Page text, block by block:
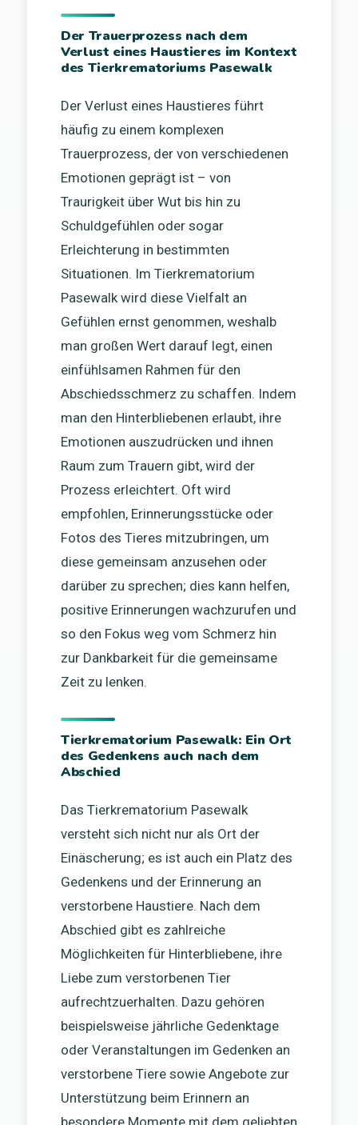
Der Trauerprozess nach dem
Verlust eines Haustieres im Kontext
des Tierkrematoriums Pasewalk
Der Verlust eines Haustieres führt
häufig zu einem komplexen
Trauerprozess, der von verschiedenen
Emotionen geprägt ist – von
Traurigkeit über Wut bis hin zu
Schuldgefühlen oder sogar
Erleichterung in bestimmten
Situationen. Im Tierkrematorium
Pasewalk wird diese Vielfalt an
Gefühlen ernst genommen, weshalb
man großen Wert darauf legt, einen
einfühlsamen Rahmen für den
Abschiedsschmerz zu schaffen. Indem
man den Hinterbliebenen erlaubt, ihre
Emotionen auszudrücken und ihnen
Raum zum Trauern gibt, wird der
Prozess erleichtert. Oft wird
empfohlen, Erinnerungsstücke oder
Fotos des Tieres mitzubringen, um
diese gemeinsam anzusehen oder
darüber zu sprechen; dies kann helfen,
positive Erinnerungen wachzurufen und
so den Fokus weg vom Schmerz hin
zur Dankbarkeit für die gemeinsame
Zeit zu lenken.
Tierkrematorium Pasewalk: Ein Ort
des Gedenkens auch nach dem
Abschied
Das Tierkrematorium Pasewalk
versteht sich nicht nur als Ort der
Einäscherung; es ist auch ein Platz des
Gedenkens und der Erinnerung an
verstorbene Haustiere. Nach dem
Abschied gibt es zahlreiche
Möglichkeiten für Hinterbliebene, ihre
Liebe zum verstorbenen Tier
aufrechtzuerhalten. Dazu gehören
beispielsweise jährliche Gedenktage
oder Veranstaltungen im Gedenken an
verstorbene Tiere sowie Angebote zur
Unterstützung beim Erinnern an
besondere Momente mit dem geliebten